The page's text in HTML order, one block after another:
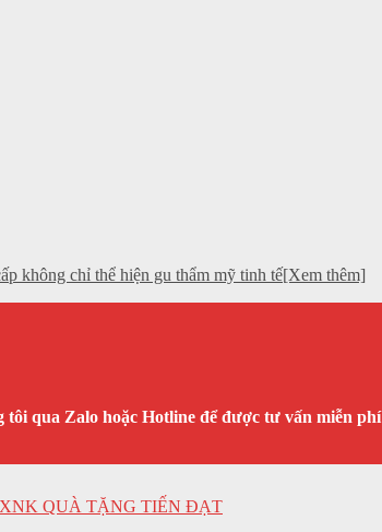
không chỉ thể hiện gu thẩm mỹ tinh tế[Xem thêm]
tôi qua Zalo hoặc Hotline để được tư vấn miễn phí
QUÀ TẶNG TIẾN ĐẠT